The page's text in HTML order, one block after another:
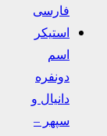
فارسی
استیکر
اسم
دونفره
دانیال و
سپهر –